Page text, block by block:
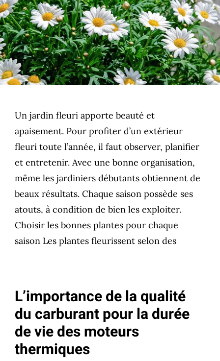
Un jardin fleuri apporte beauté et
apaisement. Pour profiter d’un extérieur
fleuri toute l’année, il faut observer, planifier
et entretenir. Avec une bonne organisation,
même les jardiniers débutants obtiennent de
beaux résultats. Chaque saison possède ses
atouts, à condition de bien les exploiter.
Choisir les bonnes plantes pour chaque
saison Les plantes fleurissent selon des
L’importance de la qualité
du carburant pour la durée
de vie des moteurs
thermiques